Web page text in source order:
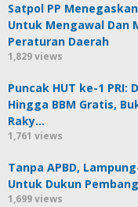
Satpol PP
Untuk Mengawal Dan
Peraturan Daerah
1,829 views
Puncak HUT ke-1 PRI:
Hingga BBM Gratis,
Raky…
1,761 views
Tanpa APBD,
Untuk Dukun
1,699 views